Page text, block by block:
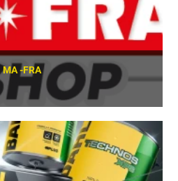
MA -FRA
SCOPRI